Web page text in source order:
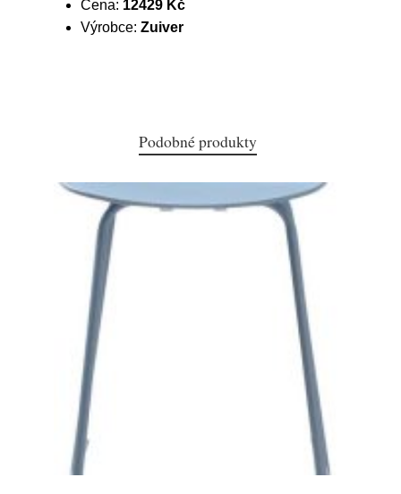
Cena: 12429 Kč
Výrobce: Zuiver
Podobné produkty